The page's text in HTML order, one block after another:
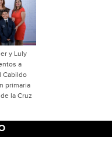
y Luly
a
Cabildo
primaria
la Cruz